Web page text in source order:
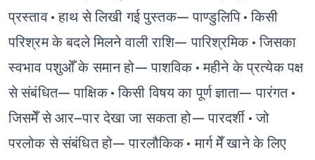
प्रस्ताव • हाथ से लिखी गई पुस्तक— पाण्डुलिपि • किसी
परिश्रम के बदले मिलने वाली राशि— पारिश्रमिक • जिसका
स्वभाव पशुओँ के समान हो— पाशविक • महीने के प्रत्येक पक्ष
से संबंधित— पाक्षिक • किसी विषय का पूर्ण ज्ञाता— पारंगत •
जिसमेँ से आर–पार देखा जा सकता हो— पारदर्शी • जो
परलोक से संबंधित हो— पारलौकिक • मार्ग मेँ खाने के लिए